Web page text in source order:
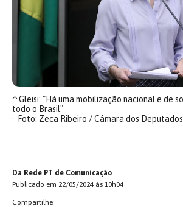
↑Gleisi: "Há uma mobilização nacional e de
todo o Brasil"
Foto: Zeca Ribeiro / Câmara dos Deputados
Da Rede PT de Comunicação
Publicado em 22/05/2024 às 10h04
Compartilhe